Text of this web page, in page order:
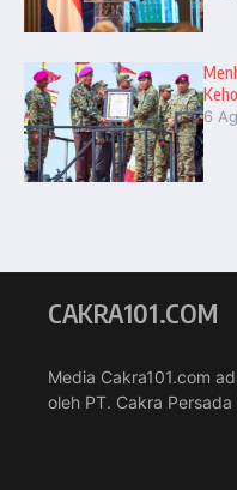
6
CAKRA101.COM
Media Cakra101.com
oleh PT. Cakra